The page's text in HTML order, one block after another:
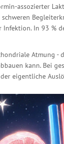
assozierter
Infektion. In 93 %
Atmung -
kann. Bei
eigentliche